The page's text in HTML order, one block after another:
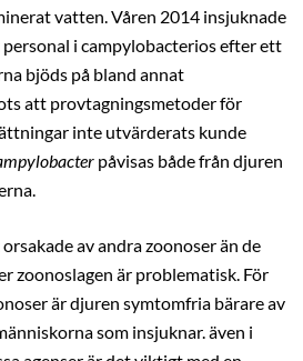
vatten. Våren 2014 insjuknade
i campylobacterios efter ett
bjöds på bland annat
att provtagningsmetoder för
inte utvärderats kunde
påvisas både från djuren
av andra zoonoser än de
zoonoslagen är problematisk. För
är djuren symtomfria bärare av
som insjuknar. även i